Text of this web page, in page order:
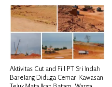
Aktivitas Cut and Fill PT Sri Indah
Barelang Diduga Cemari Kawasan